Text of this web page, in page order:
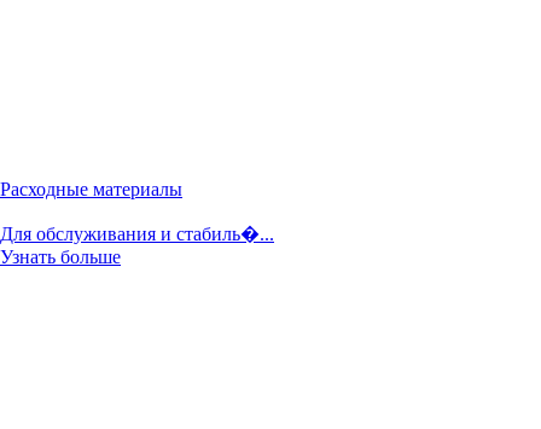
Расходные материалы
Для обслуживания и стабиль�...
Узнать больше